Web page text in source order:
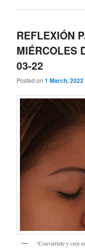
REFLEXIÓN
MIÉRCOLES
03-22
Posted on1 March, 2022
“Conviértete y cree